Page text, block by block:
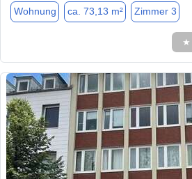
Wohnung ca. 73,13 m² Zimmer 3
★